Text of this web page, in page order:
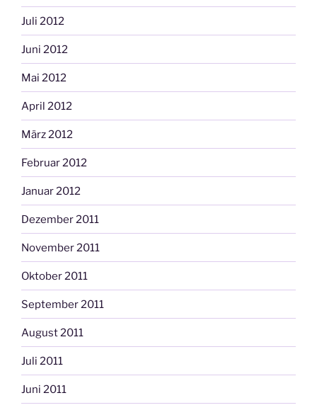
Juli 2012
Juni 2012
Mai 2012
April 2012
März 2012
Februar 2012
Januar 2012
Dezember 2011
November 2011
Oktober 2011
September 2011
August 2011
Juli 2011
Juni 2011